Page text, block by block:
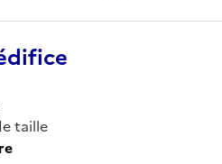
taille